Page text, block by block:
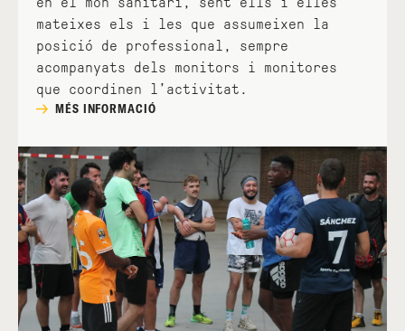
mateixes els i les que assumeixen la
posició de professional, sempre
acompanyats dels monitors i monitores
que coordinen l’activitat.
MÉS INFORMACIÓ